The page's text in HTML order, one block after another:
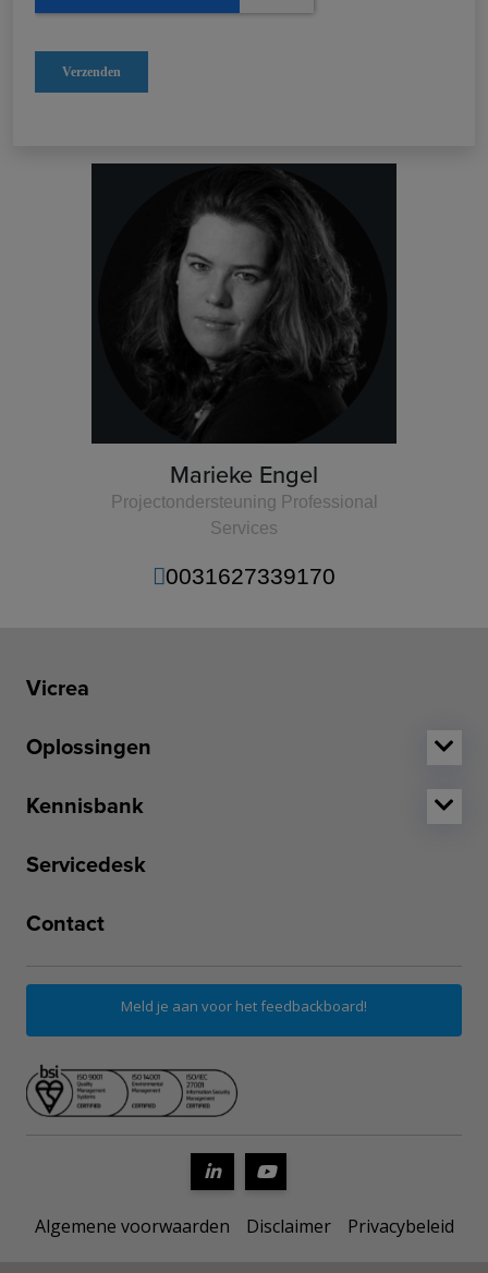
Marieke Engel
Projectondersteuning Professional
Services
0031627339170
Vicrea
Oplossingen
Kennisbank
Servicedesk
Contact
Meld je aan voor het feedbackboard!
Algemene voorwaarden Disclaimer Privacybeleid